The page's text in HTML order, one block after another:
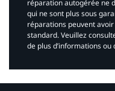
réparation autogérée ne
qui ne sont plus sous
réparations peuvent
standard. Veuillez
de plus d’informations